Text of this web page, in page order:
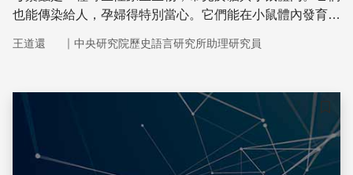
也能傳染給人，孕婦得特別當心。它們能在小鼠體內發育到
王道還 ｜ 中央研究院歷史語言研究所助理研究員
儲存